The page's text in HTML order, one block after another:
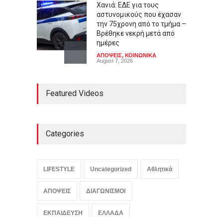
Χανιά: ΕΔΕ για τους
αστυνομικούς που έχασαν
την 75χρονη από το τμήμα –
Βρέθηκε νεκρή μετά από
ημέρες
ΑΠΟΨΕΙΣ, ΚΟΙΝΩΝΙΚΑ
August 7, 2026
Ποια είναι η ιδανική ώρα
LIFESTYLE,ΠΟΛΙΤΙΣΜΟΣ
Featured Videos
Categories
LIFESTYLE Uncategorized Αθλητικά
ΑΠΟΨΕΙΣ ΔΙΑΓΩΝΙΣΜΟΙ
ΕΚΠΑΙΔΕΥΣΗ ΕΛΛΑΔΑ